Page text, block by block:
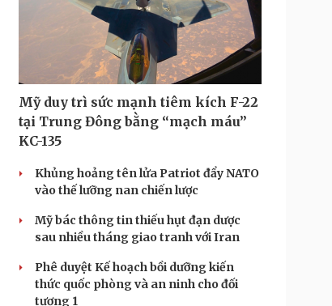
Mỹ duy trì sức mạnh tiêm kích F-22
tại Trung Đông bằng “mạch máu”
KC-135
Khủng hoảng tên lửa Patriot đẩy NATO
vào thế lưỡng nan chiến lược
Mỹ bác thông tin thiếu hụt đạn dược
sau nhiều tháng giao tranh với Iran
Phê duyệt Kế hoạch bồi dưỡng kiến
thức quốc phòng và an ninh cho đối
tượng 1